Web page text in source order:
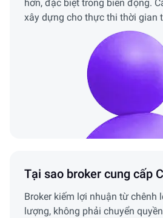
hơn, đặc biệt trong biến động.
xây dựng cho thực thi thời gian
Tại sao broker cung cấp
Broker kiếm lợi nhuận từ chênh
lượng, không phải chuyển